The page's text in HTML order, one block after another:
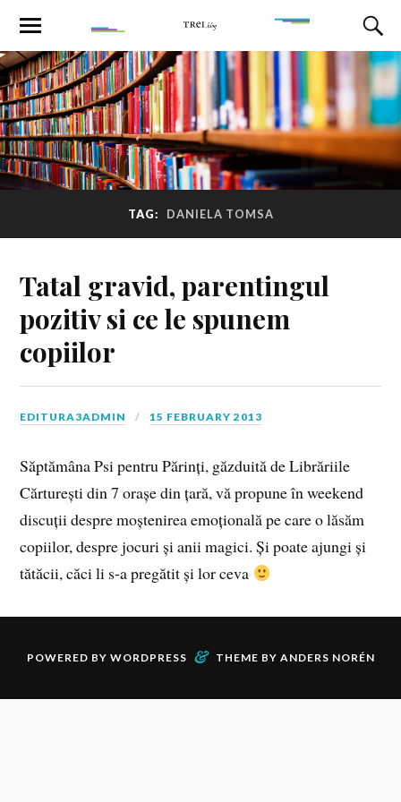
TAG: DANIELA TOMSA
Tatal gravid, parentingul
pozitiv si ce le spunem
copiilor
EDITURA3ADMIN 15 FEBRUARY 2013
Săptămâna Psi pentru Părinți, găzduită de Librăriile
Cărturești din 7 orașe din țară, vă propune în weekend
discuții despre moștenirea emoțională pe care o lăsăm
copiilor, despre jocuri și anii magici. Și poate ajungi și
tătăcii, căci li s-a pregătit și lor ceva
POWERED BY WORDPRESS & THEME BY ANDERS NORÉN